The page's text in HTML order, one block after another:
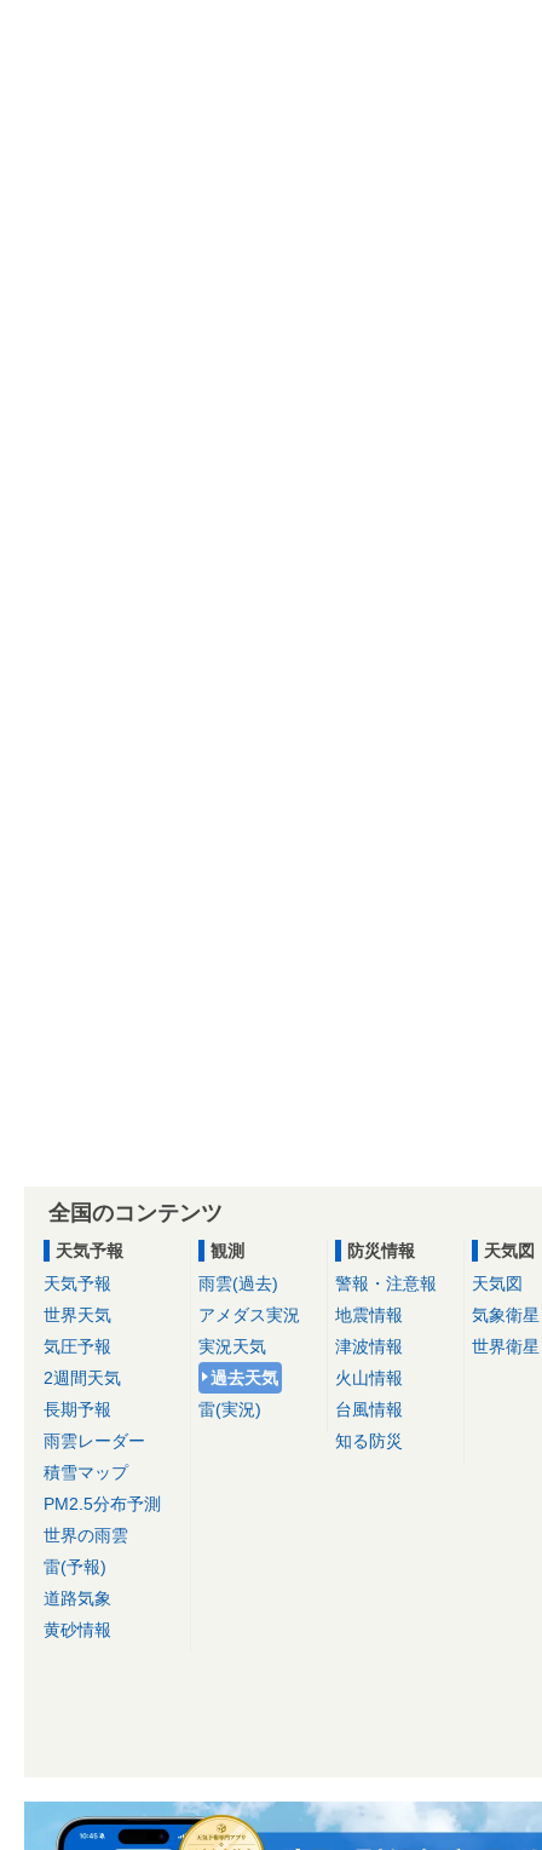
全国のコンテンツ
天気予報
天気予報
世界天気
気圧予報
2週間天気
長期予報
雨雲レーダー
積雪マップ
PM2.5分布予測
世界の雨雲
雷(予報)
道路気象
黄砂情報
観測
雨雲(過去)
アメダス実況
実況天気
過去天気
雷(実況)
防災情報
警報・注意報
地震情報
津波情報
火山情報
台風情報
知る防災
天気図
天気図
気象衛星
世界衛星